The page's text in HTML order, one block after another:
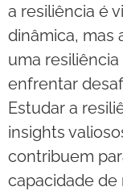
a resiliência é
dinâmica, mas
uma
enfrentar
Estudar a
insights
contribuem
capacidade